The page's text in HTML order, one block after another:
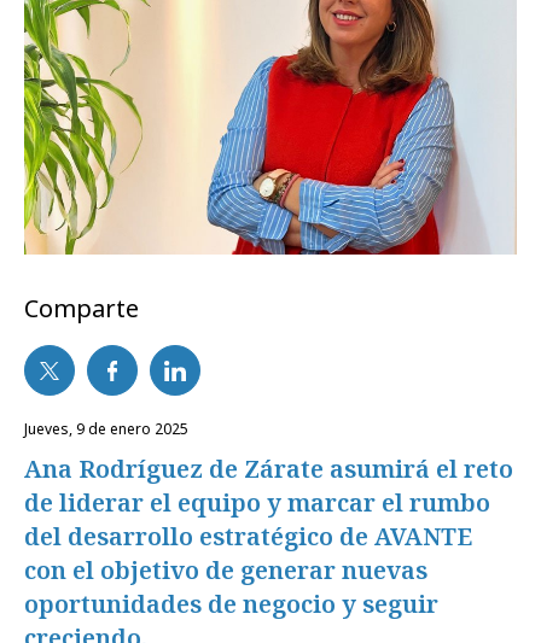
Comparte
jueves, 9 de enero 2025
Ana Rodríguez de Zárate asumirá el reto
de liderar el equipo y marcar el rumbo
del desarrollo estratégico de AVANTE
con el objetivo de generar nuevas
oportunidades de negocio y seguir